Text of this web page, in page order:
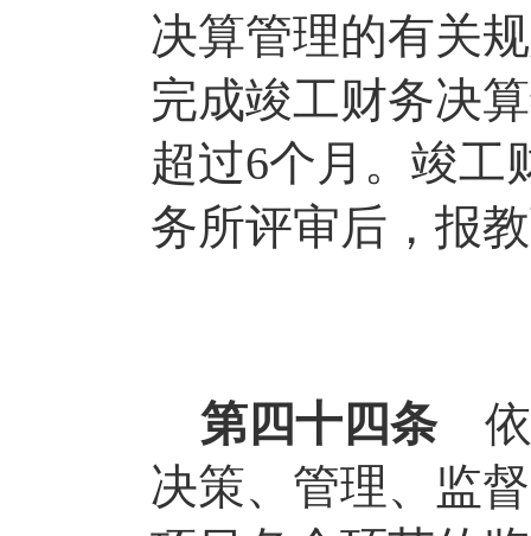
决算管理的有关
完成竣工财务决
超过6个月。竣工
务所评审后，报
第四十四条
决策、管理、监